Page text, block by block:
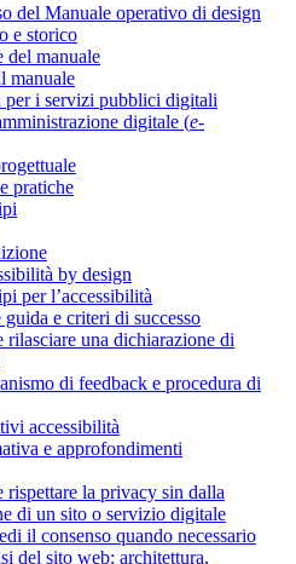
del Manuale operativo di design
e storico
del manuale
manuale
per i servizi pubblici digitali
digitale (e-
pratiche
by design
per l’accessibilità
e criteri di successo
rilasciare una dichiarazione di
di feedback e procedura di
accessibilità
e approfondimenti
rispettare la privacy sin dalla
di un sito o servizio digitale
il consenso quando necessario
del sito web: architettura,